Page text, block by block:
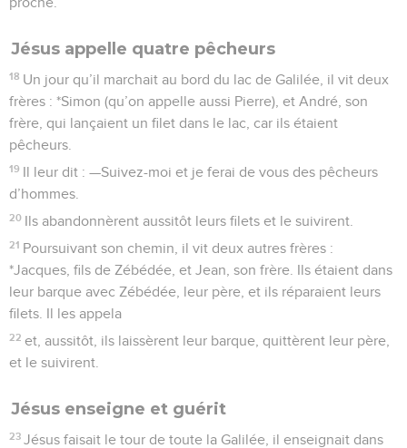
Jésus appelle quatre pêcheurs
18 Un jour qu’il marchait au bord du lac de Galilée, il vit deux
frères : *Simon (qu’on appelle aussi Pierre), et André, son
frère, qui lançaient un filet dans le lac, car ils étaient
pêcheurs.
19 Il leur dit : —Suivez-moi et je ferai de vous des pêcheurs
d’hommes.
20 Ils abandonnèrent aussitôt leurs filets et le suivirent.
21 Poursuivant son chemin, il vit deux autres frères :
*Jacques, fils de Zébédée, et Jean, son frère. Ils étaient dans
leur barque avec Zébédée, leur père, et ils réparaient leurs
filets. Il les appela
22 et, aussitôt, ils laissèrent leur barque, quittèrent leur père,
et le suivirent.
Jésus enseigne et guérit
23 Jésus faisait le tour de toute la Galilée, il enseignait dans